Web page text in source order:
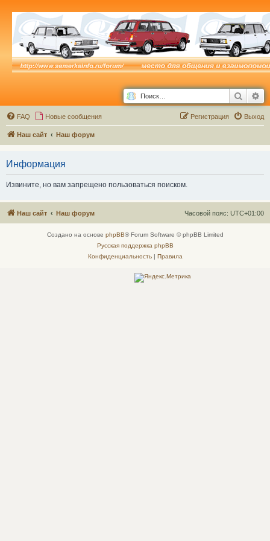
Поиск
FAQ Новые сообщения Выход
Регистрация
Наш сайт Наш форум
Информация
Извините, но вам запрещено пользоваться поиском.
Наш сайт Наш форум Часовой пояс: UTC+01:00
Создано на основе phpBB® Forum Software © phpBB Limited
Русская поддержка phpBB
Конфиденциальность| Правила